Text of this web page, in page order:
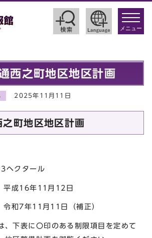
toggle
メニュー
西之町地区地区計画
2025年11月11日
之町地区地区計画
ヘクタール
平成16年11月12日
令和7年11月11日（補正）
、下表に〇印のある制限項目を定めて